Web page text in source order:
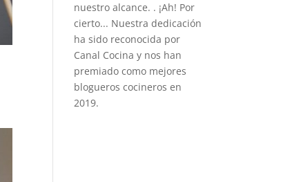
nuestro alcance. . ¡Ah! Por
cierto... Nuestra dedicación
ha sido reconocida por
Canal Cocina y nos han
premiado como mejores
blogueros cocineros en
2019.